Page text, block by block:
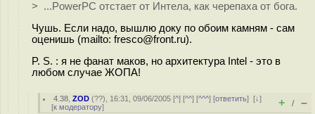
> ...PowerPC отстает от Интела, как черепаха от бога.
Чушь. Если надо, вышлю доку по обоим камням - сам
оценишь (mailto: fresco@front.ru).
P. S. : я не фанат маков, но архитектура Intel - это в
любом случае ЖОПА!
4.38 ,ZOD (??), 16:31, 09/06/2005 [^] [^^] [^^^] [ответить][↓]
[к модератору] + / –